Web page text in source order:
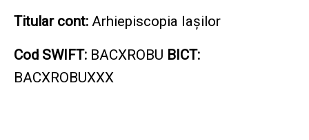
Titular cont: Arhiepiscopia Iașilor
Cod SWIFT: BACXROBU BICT:
BACXROBUXXX